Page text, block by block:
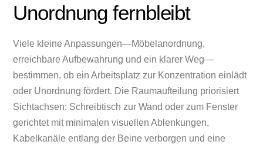
Unordnung fernbleibt
Viele kleine Anpassungen—Möbelanordnung,
erreichbare Aufbewahrung und ein klarer Weg—
bestimmen, ob ein Arbeitsplatz zur Konzentration einlädt
oder Unordnung fördert. Die Raumaufteilung priorisiert
Sichtachsen: Schreibtisch zur Wand oder zum Fenster
gerichtet mit minimalen visuellen Ablenkungen,
Kabelkanäle entlang der Beine verborgen und eine